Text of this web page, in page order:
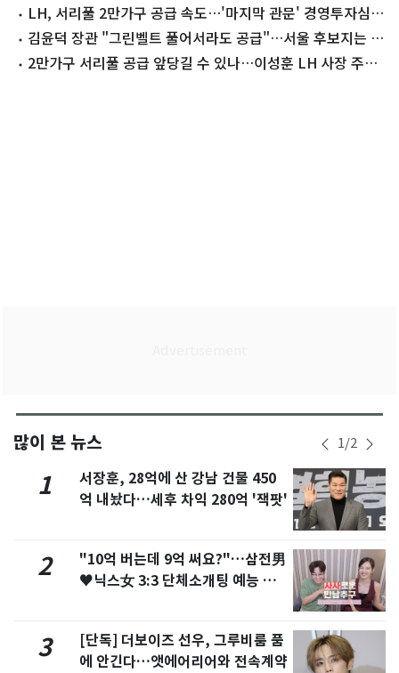
LH, 서리풀 2만가구 공급 속도…'마지막 관문' 경영투자심사
진행김윤덕 장관 "그린벨트 풀어서라도 공급"…서울 후보지는 어
디 2만가구 서리풀 공급 앞당길 수 있나…이성훈 LH 사장 주문
많이 본 뉴스 1/2
1
서장훈, 28억에 산 강남 건물 450
억 내놨다…세후 차익 280억 '잭팟'
2
"10억 버는데 9억 써요?"…삼전男
♥닉스女 3:3 단체소개팅 예능 화
3
[단독] 더보이즈 선우, 그루비룸 품
에 안긴다…앳에어리어와 전속계약